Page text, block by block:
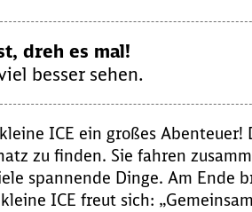
dreh es mal!
besser sehen.
ICE ein großes Abenteuer!
zu finden. Sie fahren
spannende Dinge. Am Ende
ICE freut sich: